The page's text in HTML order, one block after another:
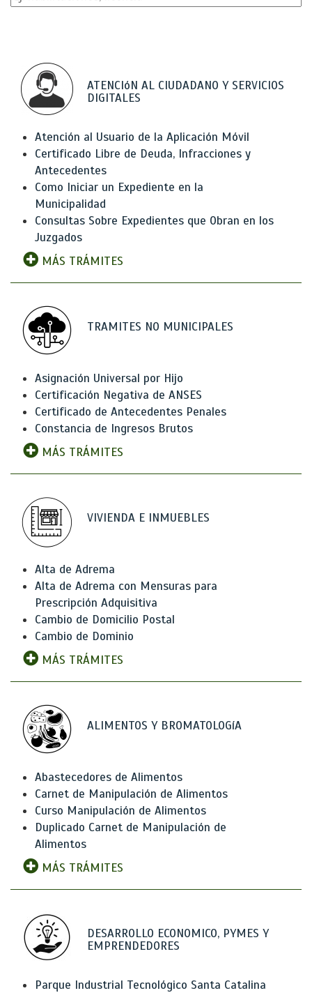
ATENCIóN AL CIUDADANO Y SERVICIOS
DIGITALES
Atención al Usuario de la Aplicación Móvil
Certificado Libre de Deuda, Infracciones y
Antecedentes
Como Iniciar un Expediente en la
Municipalidad
Consultas Sobre Expedientes que Obran en los
Juzgados
MÁS TRÁMITES
TRAMITES NO MUNICIPALES
Asignación Universal por Hijo
Certificación Negativa de ANSES
Certificado de Antecedentes Penales
Constancia de Ingresos Brutos
MÁS TRÁMITES
VIVIENDA E INMUEBLES
Alta de Adrema
Alta de Adrema con Mensuras para
Prescripción Adquisitiva
Cambio de Domicilio Postal
Cambio de Dominio
MÁS TRÁMITES
ALIMENTOS Y BROMATOLOGíA
Abastecedores de Alimentos
Carnet de Manipulación de Alimentos
Curso Manipulación de Alimentos
Duplicado Carnet de Manipulación de
Alimentos
MÁS TRÁMITES
DESARROLLO ECONOMICO, PYMES Y
EMPRENDEDORES
Parque Industrial Tecnológico Santa Catalina